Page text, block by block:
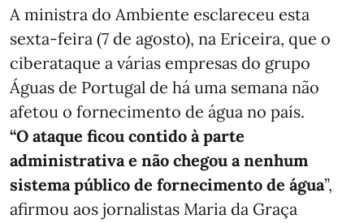
A ministra do Ambiente esclareceu esta
sexta-feira (7 de agosto), na Ericeira, que o
ciberataque a várias empresas do grupo
Águas de Portugal de há uma semana não
afetou o fornecimento de água no país.
“O ataque ficou contido à parte
administrativa e não chegou a nenhum
sistema público de fornecimento de água”,
afirmou aos jornalistas Maria da Graça